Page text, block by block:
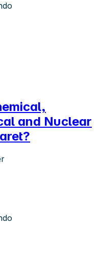
and Nuclear